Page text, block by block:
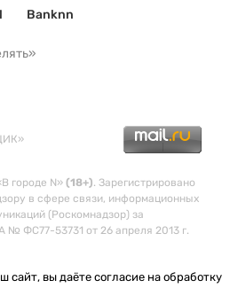
Banknn
городе N» (18+). Зарегистрировано
в сфере связи, информационных
(Роскомнадзор) за
№ ФС77-53731 от 26 апреля 2013 г.
сайт, вы даёте согласие на обработку